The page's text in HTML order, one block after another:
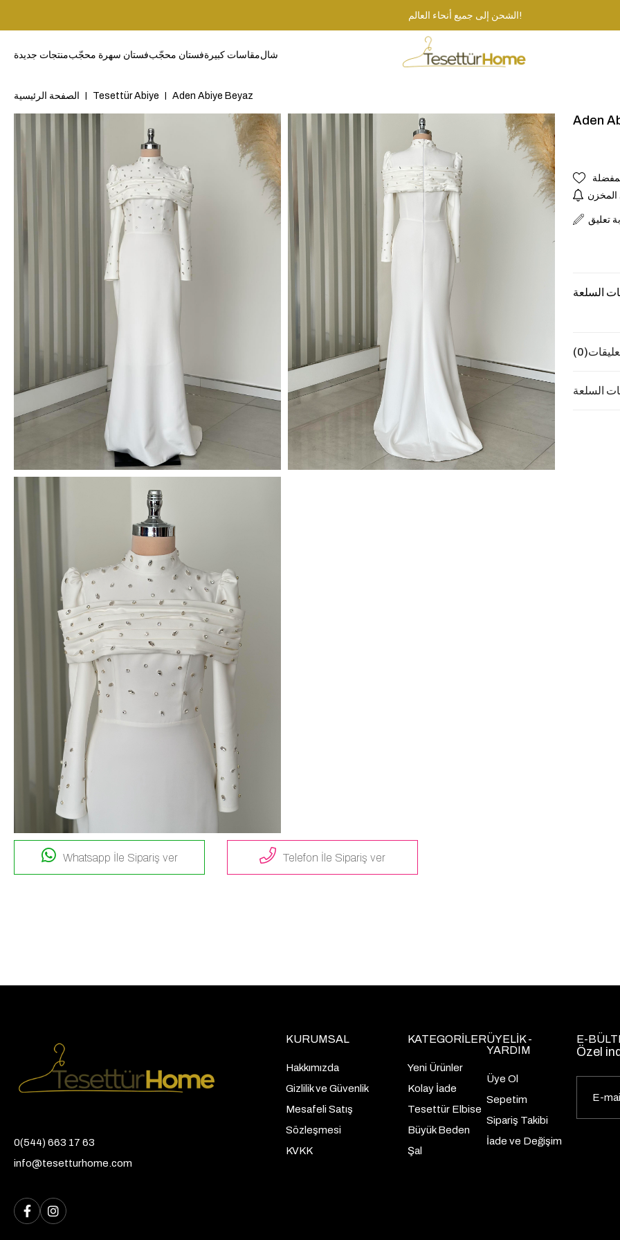
الشحن إلى جميع أنحاء العالم!
منتجات جديدةفستان سهرة محجّبفستان محجّبمقاسات كبيرةشال
الصفحة الرئيسية Tesettür Abiye Aden Abiye Beyaz
Whatsapp İle Sipariş ver Telefon İle Sipariş ver
Aden
المخزن
تعليق
السلعة
(0)
السلعة
0(544) 663 17 63
info@tesetturhome.com
KURUMSAL
Hakkımızda
Gizlilik ve Güvenlik
Mesafeli Satış
Sözleşmesi
KVKK
KATEGORİLER
Yeni Ürünler
Kolay İade
Tesettür Elbise
Büyük Beden
Şal
ÜYELİK -
YARDIM
Üye Ol
Sepetim
Sipariş Takibi
İade ve Değişim
E-
Özel